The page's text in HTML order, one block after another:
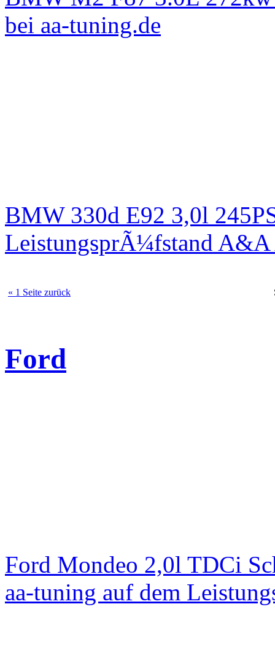
bei aa-tuning.de
BMW 330d E92 3,0l
LeistungsprÃ¼fstand
« 1 Seite zurück
Ford
Ford Mondeo 2,0l TDCi
aa-tuning auf dem